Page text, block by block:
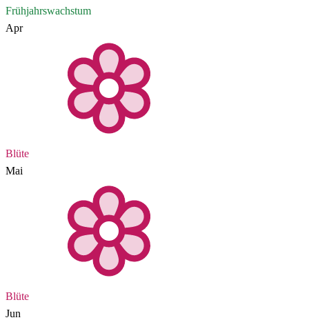
Frühjahrswachstum
Apr
Blüte
Mai
Blüte
Jun